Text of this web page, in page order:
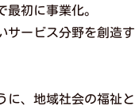
初に事業化。
サービス分野を創造す
に、地域社会の福祉と